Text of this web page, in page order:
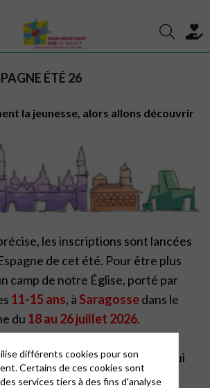
ÉTÉ 26
la jeunesse, alors allons découvrir
les inscriptions sont lancées
de cet été. Pour être plus
camp de notre Église, porté par
11-15 ans, àSaragossedans le
du 18 au 26 juillet 2026.
à tous et toutes, donc si vous
d’intéressé n’hésitez pas à lui
différents cookies pour son
Certains de ces cookies sont
services tiers à des fins d'analyse